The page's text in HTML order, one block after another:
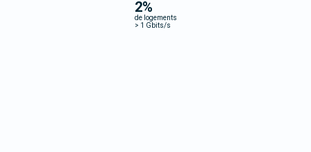
2%
de logements
> 1 Gbits/s